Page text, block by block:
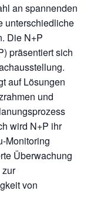
an spannenden
unterschiedliche
Die N+P
präsentiert sich
auf Lösungen
und
wird N+P ihr
Monitoring
Überwachung
von